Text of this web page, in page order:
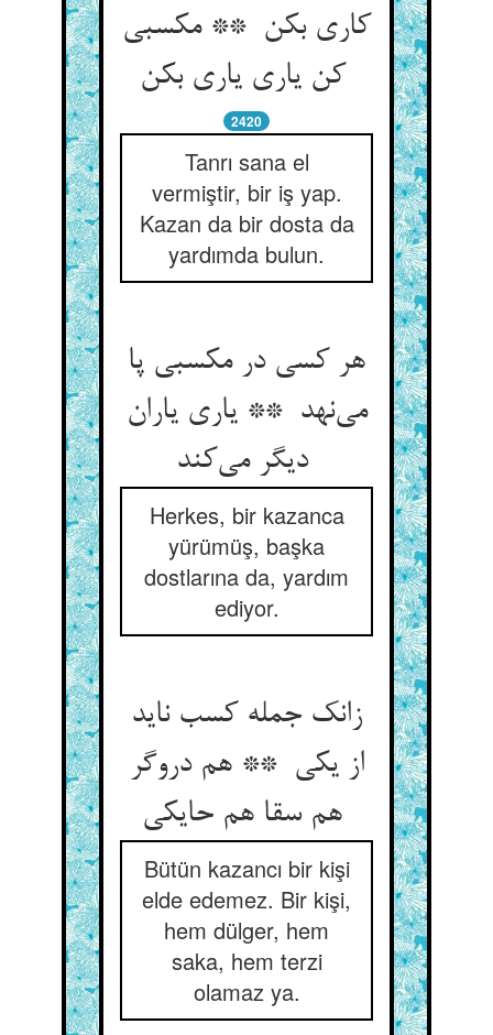
کاری بکن ** مکسبی
کن یاری یاری بکن
2420
Tanrı sana el
vermiştir, bir iş yap.
Kazan da bir dosta da
yardımda bulun.
هر کسی در مکسبی پا
می‌نهد ** یاری یاران
دیگر می‌کند
Herkes, bir kazanca
yürümüş, başka
dostlarına da, yardım
ediyor.
زانک جمله کسب ناید
از یکی ** هم دروگر
Bütün kazancı bir kişi
elde edemez. Bir kişi,
hem dülger, hem
saka, hem terzi
olamaz ya.